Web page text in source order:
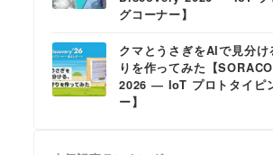
グコーナー】
クマとうさぎをAIで見分け
りを作ってみた【
2026 ― IoT プロトタイピ
ー】